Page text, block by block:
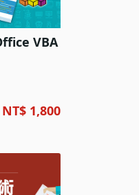
VBA
NT$ 1,800